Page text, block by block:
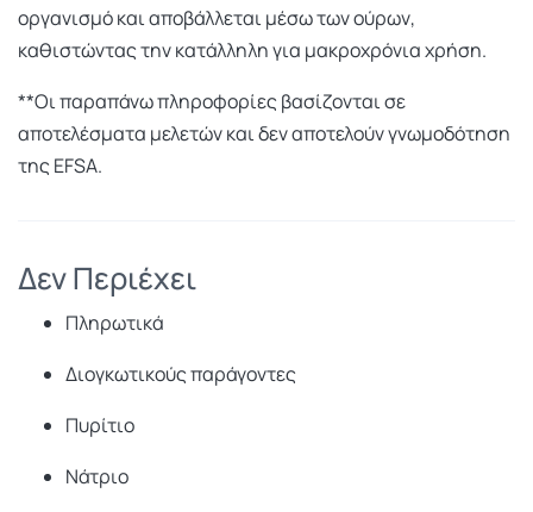
οργανισμό και αποβάλλεται μέσω των ούρων,
καθιστώντας την κατάλληλη για μακροχρόνια χρήση.
**Οι παραπάνω πληροφορίες βασίζονται σε
αποτελέσματα μελετών και δεν αποτελούν γνωμοδότηση
της EFSA.
Δεν Περιέχει
Πληρωτικά
Διογκωτικούς παράγοντες
Πυρίτιο
Νάτριο